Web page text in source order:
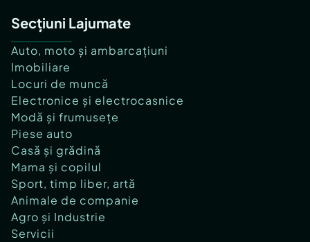
Secțiuni Lajumate
Auto, moto și ambarcațiuni
Imobiliare
Locuri de muncă
Electronice și electrocasnice
Modă și frumusețe
Piese auto
Casă și grădină
Mama și copilul
Sport, timp liber, artă
Animale de companie
Agro și Industrie
Servicii